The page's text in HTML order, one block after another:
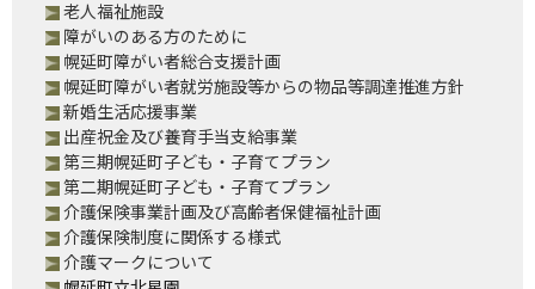
老人福祉施設
障がいのある方のために
幌延町障がい者総合支援計画
幌延町障がい者就労施設等からの物品等調達推進方針
新婚生活応援事業
出産祝金及び養育手当支給事業
第三期幌延町子ども・子育てプラン
第二期幌延町子ども・子育てプラン
介護保険事業計画及び高齢者保健福祉計画
介護保険制度に関係する様式
介護マークについて